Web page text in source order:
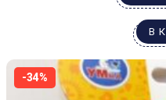
В
-34%